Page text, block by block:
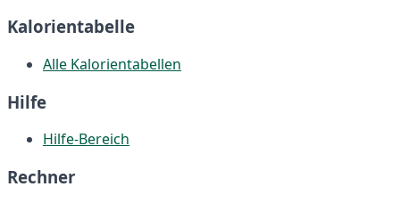
Kalorientabelle
Alle Kalorientabellen
Hilfe
Hilfe-Bereich
Rechner